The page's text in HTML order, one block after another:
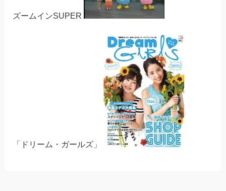
ズームインSUPER
「ドリーム・ガールズ」